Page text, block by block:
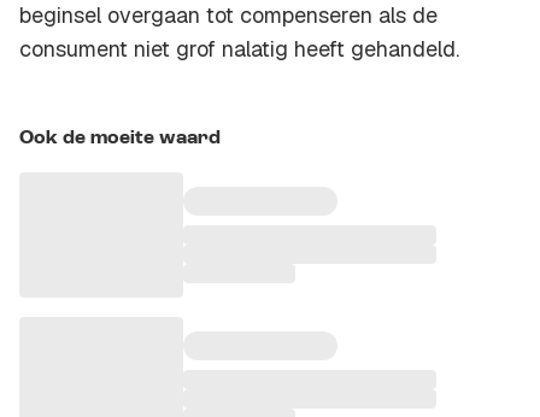
beginsel overgaan tot compenseren als de
consument niet grof nalatig heeft gehandeld.
Ook de moeite waard